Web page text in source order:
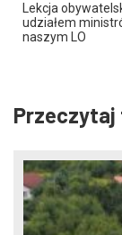
Lekcja
udziałem
naszym LO
Przeczytaj